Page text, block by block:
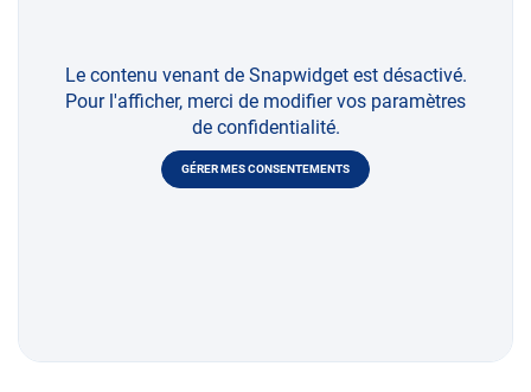
Le contenu venant de Snapwidget est désactivé.
Pour l'afficher, merci de modifier vos paramètres
de confidentialité.
GÉRER MES CONSENTEMENTS